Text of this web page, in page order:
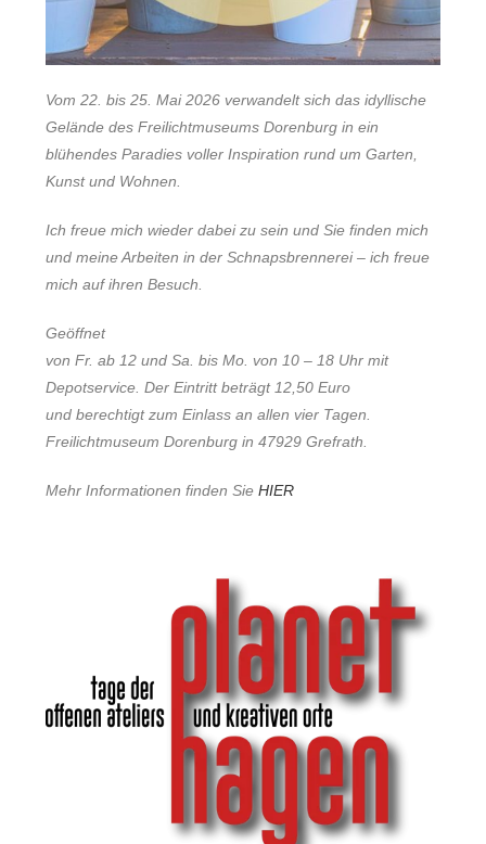
Vom 22. bis 25. Mai 2026 verwandelt sich das idyllische
Gelände des Freilichtmuseums Dorenburg in ein
blühendes Paradies voller Inspiration rund um Garten,
Kunst und Wohnen.
Ich freue mich wieder dabei zu sein und Sie finden mich
und meine Arbeiten in der Schnapsbrennerei – ich freue
mich auf ihren Besuch.
Geöffnet
von Fr. ab 12 und Sa. bis Mo. von 10 – 18 Uhr mit
Depotservice. Der Eintritt beträgt 12,50 Euro
und berechtigt zum Einlass an allen vier Tagen.
Freilichtmuseum Dorenburg in 47929 Grefrath.
Mehr Informationen finden SieHIER